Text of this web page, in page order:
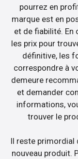
pourrez en
marque est en
et de fiabilité. En
les prix pour
définitive, les
correspondre à
demeure
et demander
informations,
trouver le
Il reste primordial
nouveau produit.